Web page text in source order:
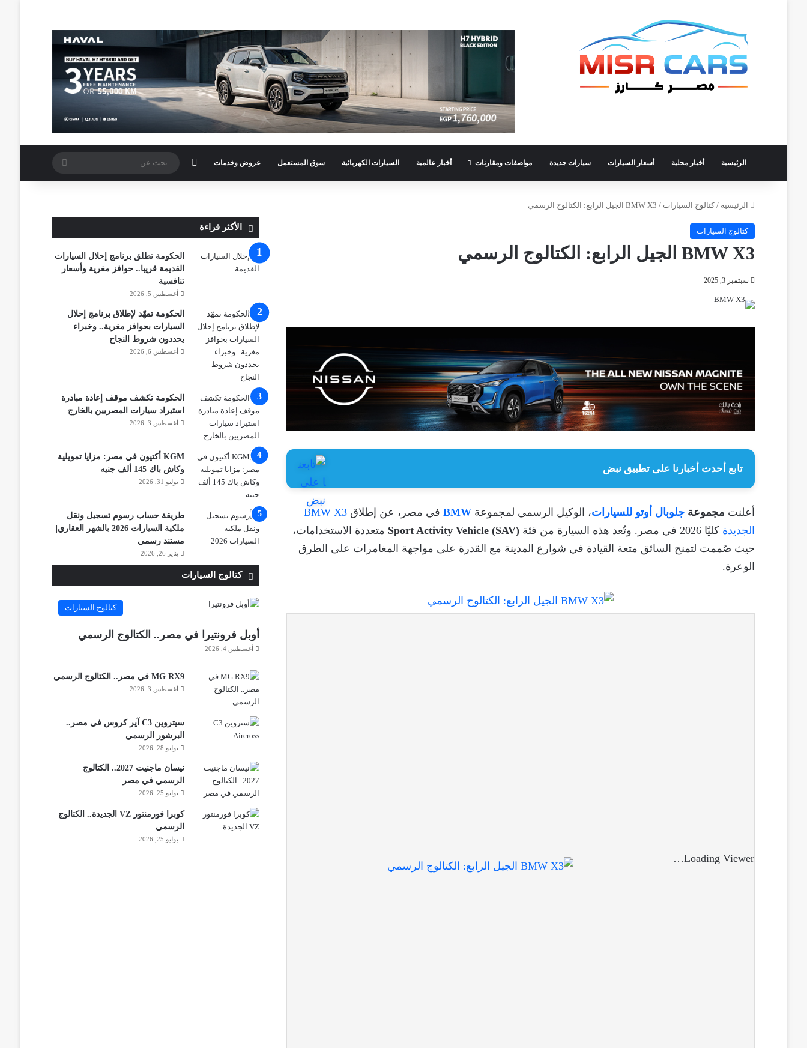
الرئيسية أخبار محلية أسعار السيارات سيارات جديدة مواصفات ومقارنات أخبار عالمية السيارات الكهربائية سوق المستعمل عروض وخدمات الوضع المظلم
عن
الرئيسية / كتالوج السيارات / BMW X3 الجيل الرابع: الكتالوج الرسمي
كتالوج السيارات
BMW X3 الجيل الرابع: الكتالوج الرسمي
سبتمبر 3, 2025
تابع أحدث أخبارنا على تطبيق نبض
أعلنت مجموعة جلوبال أوتو للسيارات، الوكيل الرسمي لمجموعة BMW في مصر، عن إطلاق BMW X3
الجديدة كليًا 2026 في مصر. وتُعد هذه السيارة من فئة Sport Activity Vehicle (SAV) متعددة الاستخدامات،
حيث صُممت لتمنح السائق متعة القيادة في شوارع المدينة مع القدرة على مواجهة المغامرات على الطرق
الوعرة.
Loading Viewer…
الأكثر قراءة
الحكومة تطلق برنامج إحلال السيارات
القديمة قريبا.. حوافز مغرية وأسعار
تنافسية
أغسطس 5, 2026
الحكومة تمهّد لإطلاق برنامج إحلال
السيارات بحوافز مغرية.. وخبراء
يحددون شروط النجاح
أغسطس 6, 2026
الحكومة تكشف موقف إعادة مبادرة
استيراد سيارات المصريين بالخارج
أغسطس 3, 2026
KGM أكتيون في مصر: مزايا تمويلية
وكاش باك 145 ألف جنيه
يوليو 31, 2026
طريقة حساب رسوم تسجيل ونقل
ملكية السيارات 2026 بالشهر العقاري|
مستند رسمي
يناير 26, 2026
كتالوج السيارات
كتالوج السيارات
أوبل فرونتيرا في مصر.. الكتالوج الرسمي
أغسطس 4, 2026
MG RX9 في مصر.. الكتالوج الرسمي
أغسطس 3, 2026
سيتروين C3 آير كروس في مصر..
البرشور الرسمي
يوليو 28, 2026
نيسان ماجنيت 2027.. الكتالوج
الرسمي في مصر
يوليو 25, 2026
كوبرا فورمنتور VZ الجديدة.. الكتالوج
الرسمي
يوليو 25, 2026